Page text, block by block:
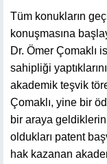
Tüm konukların
konuşmasına
Dr. Ömer Çomaklı
sahipliği
akademik teşvik
Çomaklı, yine bir
bir araya
oldukları patent
hak kazanan